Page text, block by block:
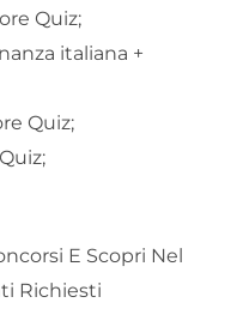
Quiz;
italiana +
Quiz;
E Scopri Nel
Richiesti